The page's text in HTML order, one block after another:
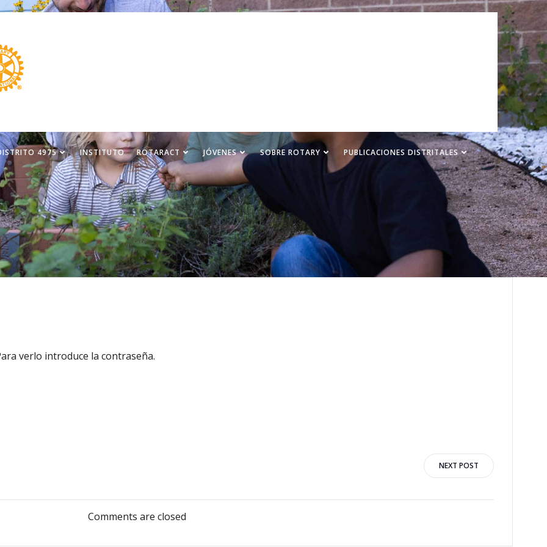
4975 INSTITUTO ROTARACT JÓVENES SOBRE ROTARY PUBLICACIONES DISTRITALES
verlo introduce la contraseña.
por
las
NEXT POST
Comments are closed